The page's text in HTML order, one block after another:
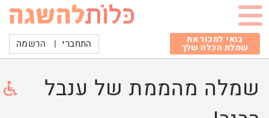
בואי למכור את
שמלת הכלה שלך התחברי | הרשמה
שמלה מהממת של ענבל